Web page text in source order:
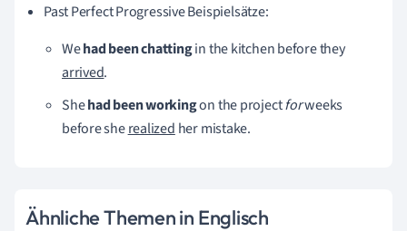
Past Perfect Progressive Beispielsätze:
Wehad been chattingin the kitchen before they
arrived.
Shehad been workingon the projectforweeks
before sherealized her mistake.
Ähnliche Themen in Englisch